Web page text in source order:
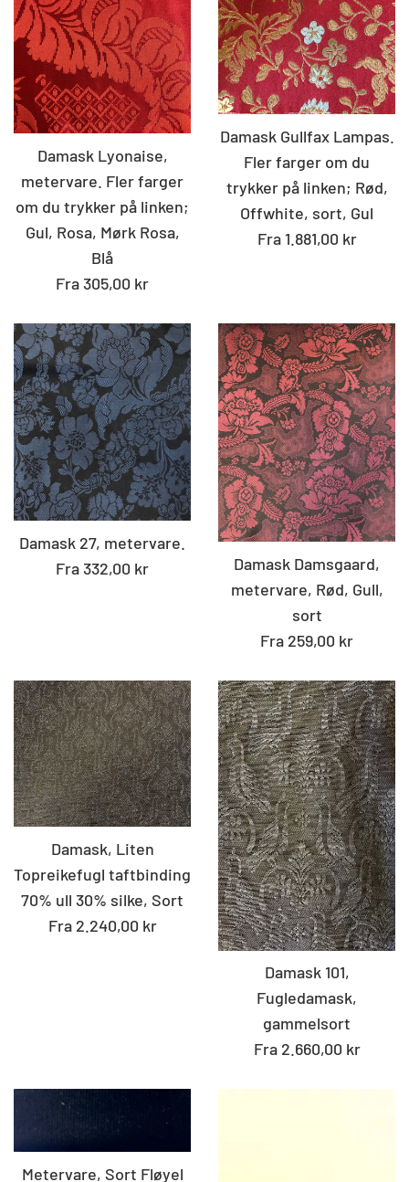
Damask Lyonaise,
metervare. Fler farger
om du trykker på linken;
Gul, Rosa, Mørk Rosa,
Blå
Fra 305,00 kr
Damask Gullfax Lampas.
Fler farger om du
trykker på linken; Rød,
Offwhite, sort, Gul
Fra 1.881,00 kr
Damask 27, metervare.
Fra 332,00 kr
Damask Damsgaard,
metervare, Rød, Gull,
sort
Fra 259,00 kr
Damask, Liten
Topreikefugl taftbinding
70% ull 30% silke, Sort
Fra 2.240,00 kr
Damask 101,
Fugledamask,
gammelsort
Fra 2.660,00 kr
Metervare, Sort Fløyel